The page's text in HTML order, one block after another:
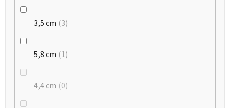
3,5 cm 3
5,8 cm 1
4,4 cm 0